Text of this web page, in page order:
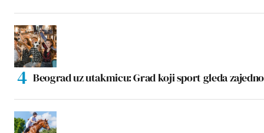
Beograd uz utakmicu: Grad koji sport gleda zajedno